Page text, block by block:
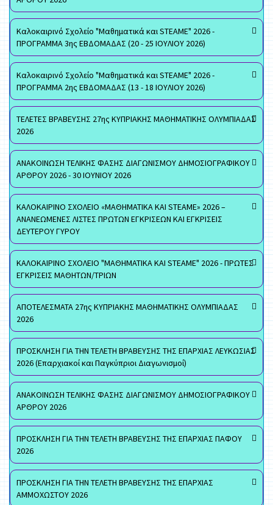
Καλοκαιρινό Σχολείο "Μαθηματικά και STEAME" 2026 -
ΠΡΟΓΡΑΜΜΑ 3ης ΕΒΔΟΜΑΔΑΣ (20 - 25 ΙΟΥΛΙΟΥ 2026)
Καλοκαιρινό Σχολείο "Μαθηματικά και STEAME" 2026 -
ΠΡΟΓΡΑΜΜΑ 2ης ΕΒΔΟΜΑΔΑΣ (13 - 18 ΙΟΥΛΙΟΥ 2026)
ΤΕΛΕΤΕΣ ΒΡΑΒΕΥΣΗΣ 27ης ΚΥΠΡΙΑΚΗΣ ΜΑΘΗΜΑΤΙΚΗΣ ΟΛΥΜΠΙΑΔΑΣ
2026
ΑΝΑΚΟΙΝΩΣΗ ΤΕΛΙΚΗΣ ΦΑΣΗΣ ΔΙΑΓΩΝΙΣΜΟΥ ΔΗΜΟΣΙΟΓΡΑΦΙΚΟΥ
ΑΡΘΡΟΥ 2026 - 30 ΙΟΥΝΙΟΥ 2026
ΚΑΛΟΚΑΙΡΙΝΟ ΣΧΟΛΕΙΟ «ΜΑΘΗΜΑΤΙΚΑ ΚΑΙ STEAME» 2026 –
ΑΝΑΝΕΩΜΕΝΕΣ ΛΙΣΤΕΣ ΠΡΩΤΩΝ ΕΓΚΡΙΣΕΩΝ ΚΑΙ ΕΓΚΡΙΣΕΙΣ
ΔΕΥΤΕΡΟΥ ΓΥΡΟΥ
ΚΑΛΟΚΑΙΡΙΝΟ ΣΧΟΛΕΙΟ "ΜΑΘΗΜΑΤΙΚΑ ΚΑΙ STEAME" 2026 - ΠΡΩΤΕΣ
ΕΓΚΡΙΣΕΙΣ ΜΑΘΗΤΩΝ/ΤΡΙΩΝ
ΑΠΟΤΕΛΕΣΜΑΤΑ 27ης ΚΥΠΡΙΑΚΗΣ ΜΑΘΗΜΑΤΙΚΗΣ ΟΛΥΜΠΙΑΔΑΣ
2026
ΠΡΟΣΚΛΗΣΗ ΓΙΑ ΤΗΝ ΤΕΛΕΤΗ ΒΡΑΒΕΥΣΗΣ ΤΗΣ ΕΠΑΡΧΙΑΣ ΛΕΥΚΩΣΙΑΣ
2026 (Επαρχιακοί και Παγκύπριοι Διαγωνισμοί)
ΑΝΑΚΟΙΝΩΣΗ ΤΕΛΙΚΗΣ ΦΑΣΗΣ ΔΙΑΓΩΝΙΣΜΟΥ ΔΗΜΟΣΙΟΓΡΑΦΙΚΟΥ
ΑΡΘΡΟΥ 2026
ΠΡΟΣΚΛΗΣΗ ΓΙΑ ΤΗΝ ΤΕΛΕΤΗ ΒΡΑΒΕΥΣΗΣ ΤΗΣ ΕΠΑΡΧΙΑΣ ΠΑΦΟΥ
2026
ΠΡΟΣΚΛΗΣΗ ΓΙΑ ΤΗΝ ΤΕΛΕΤΗ ΒΡΑΒΕΥΣΗΣ ΤΗΣ ΕΠΑΡΧΙΑΣ
ΑΜΜΟΧΩΣΤΟΥ 2026